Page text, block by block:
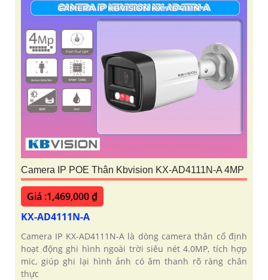
Camera IP POE Thân Kbvision KX-AD4111N-A 4MP
Giá :1,469,000 ₫
KX-AD4111N-A
Camera IP KX-AD4111N-A là dòng camera thân cố định
hoạt động ghi hình ngoài trời siêu nét 4.0MP, tích hợp
mic, giúp ghi lại hình ảnh có âm thanh rõ ràng chân
thực